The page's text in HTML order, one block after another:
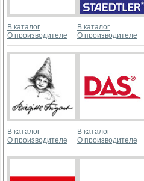
В каталог
О производителе
В каталог
О производителе
В каталог
О производителе
В каталог
О производителе